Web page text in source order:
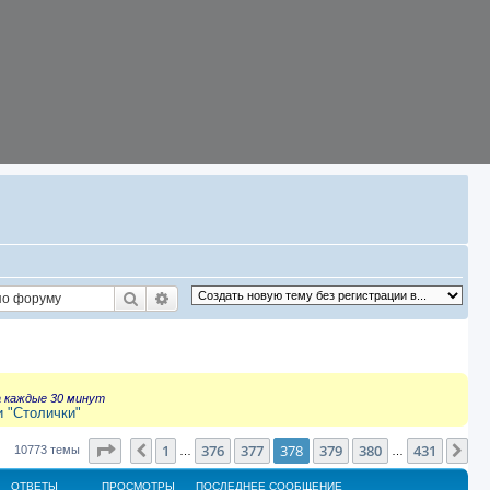
Поиск Расширенный поиск
каждые 30 минут
"Столички"
10773 темы Страница 378из 431
Пред.
1 376 377 378 379 380 431
ОТВЕТЫ ПРОСМОТРЫ ПОСЛЕДНЕЕ СООБЩЕНИЕ